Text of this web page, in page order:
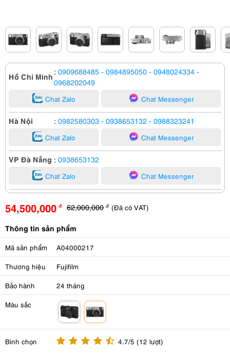
Hồ Chí Minh : 0909688485 - 0984895050 - 0948024334 -
0968202049
Chat Zalo Chat Messenger
Hà Nội : 0982580303 - 0938653132 - 0988323241
Chat Zalo Chat Messenger
VP Đà Nẵng : 0938653132
Chat Zalo Chat Messenger
54,500,000 đ 62,000,000 đ (Đã có VAT)
Thông tin sản phẩm
Mã sản phẩm A04000217
Thương hiệu Fujifilm
Bảo hành 24 tháng
Màu sắc
Bình chọn 4.7/5 (12 lượt)